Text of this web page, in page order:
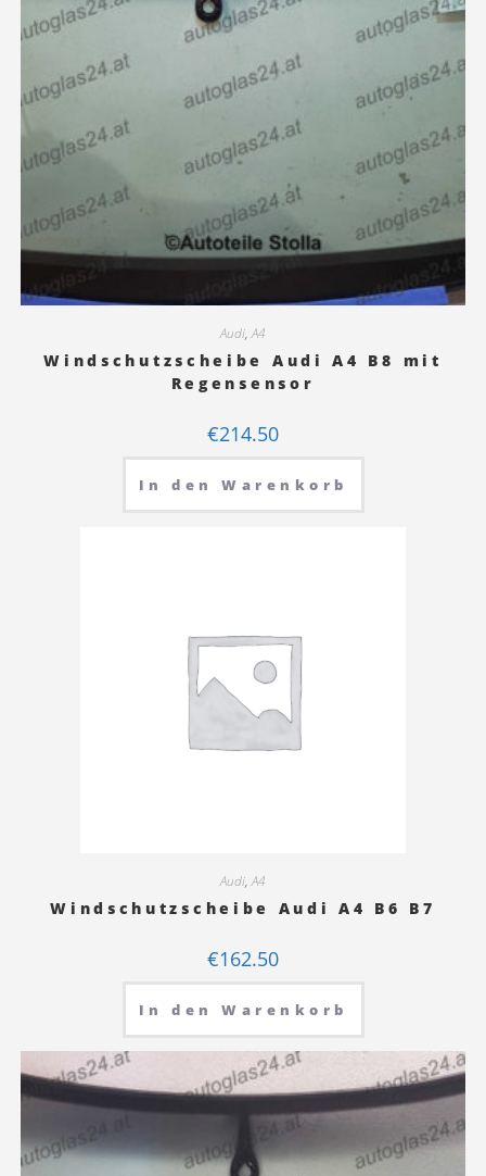
Audi,A4
Windschutzscheibe Audi A4 B8 mit
Regensensor
€214.50
In den Warenkorb
Audi,A4
Windschutzscheibe Audi A4 B6 B7
€162.50
In den Warenkorb